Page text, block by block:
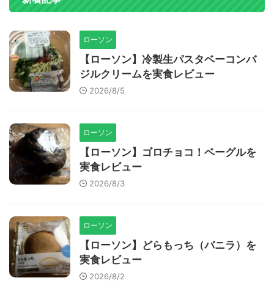
ローソン
【ローソン】冷製生パスタベーコンバ
ジルクリームを実食レビュー
2026/8/5
ローソン
【ローソン】ゴロチョコ！ベーグルを
実食レビュー
2026/8/3
ローソン
【ローソン】どらもっち（バニラ）を
実食レビュー
2026/8/2